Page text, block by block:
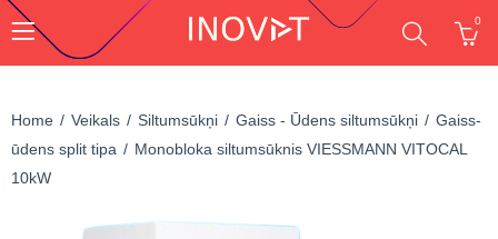
0
Home Veikals Siltumsūkņi Gaiss - Ūdens siltumsūkņi
Gaiss-
ūdens split tipa
Monobloka siltumsūknis VIESSMANN VITOCAL
10kW